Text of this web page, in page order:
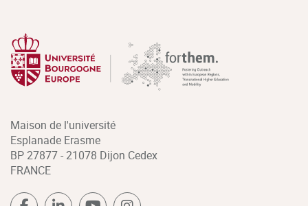
Maison de l'université
Esplanade Erasme
BP 27877 - 21078 Dijon Cedex
FRANCE